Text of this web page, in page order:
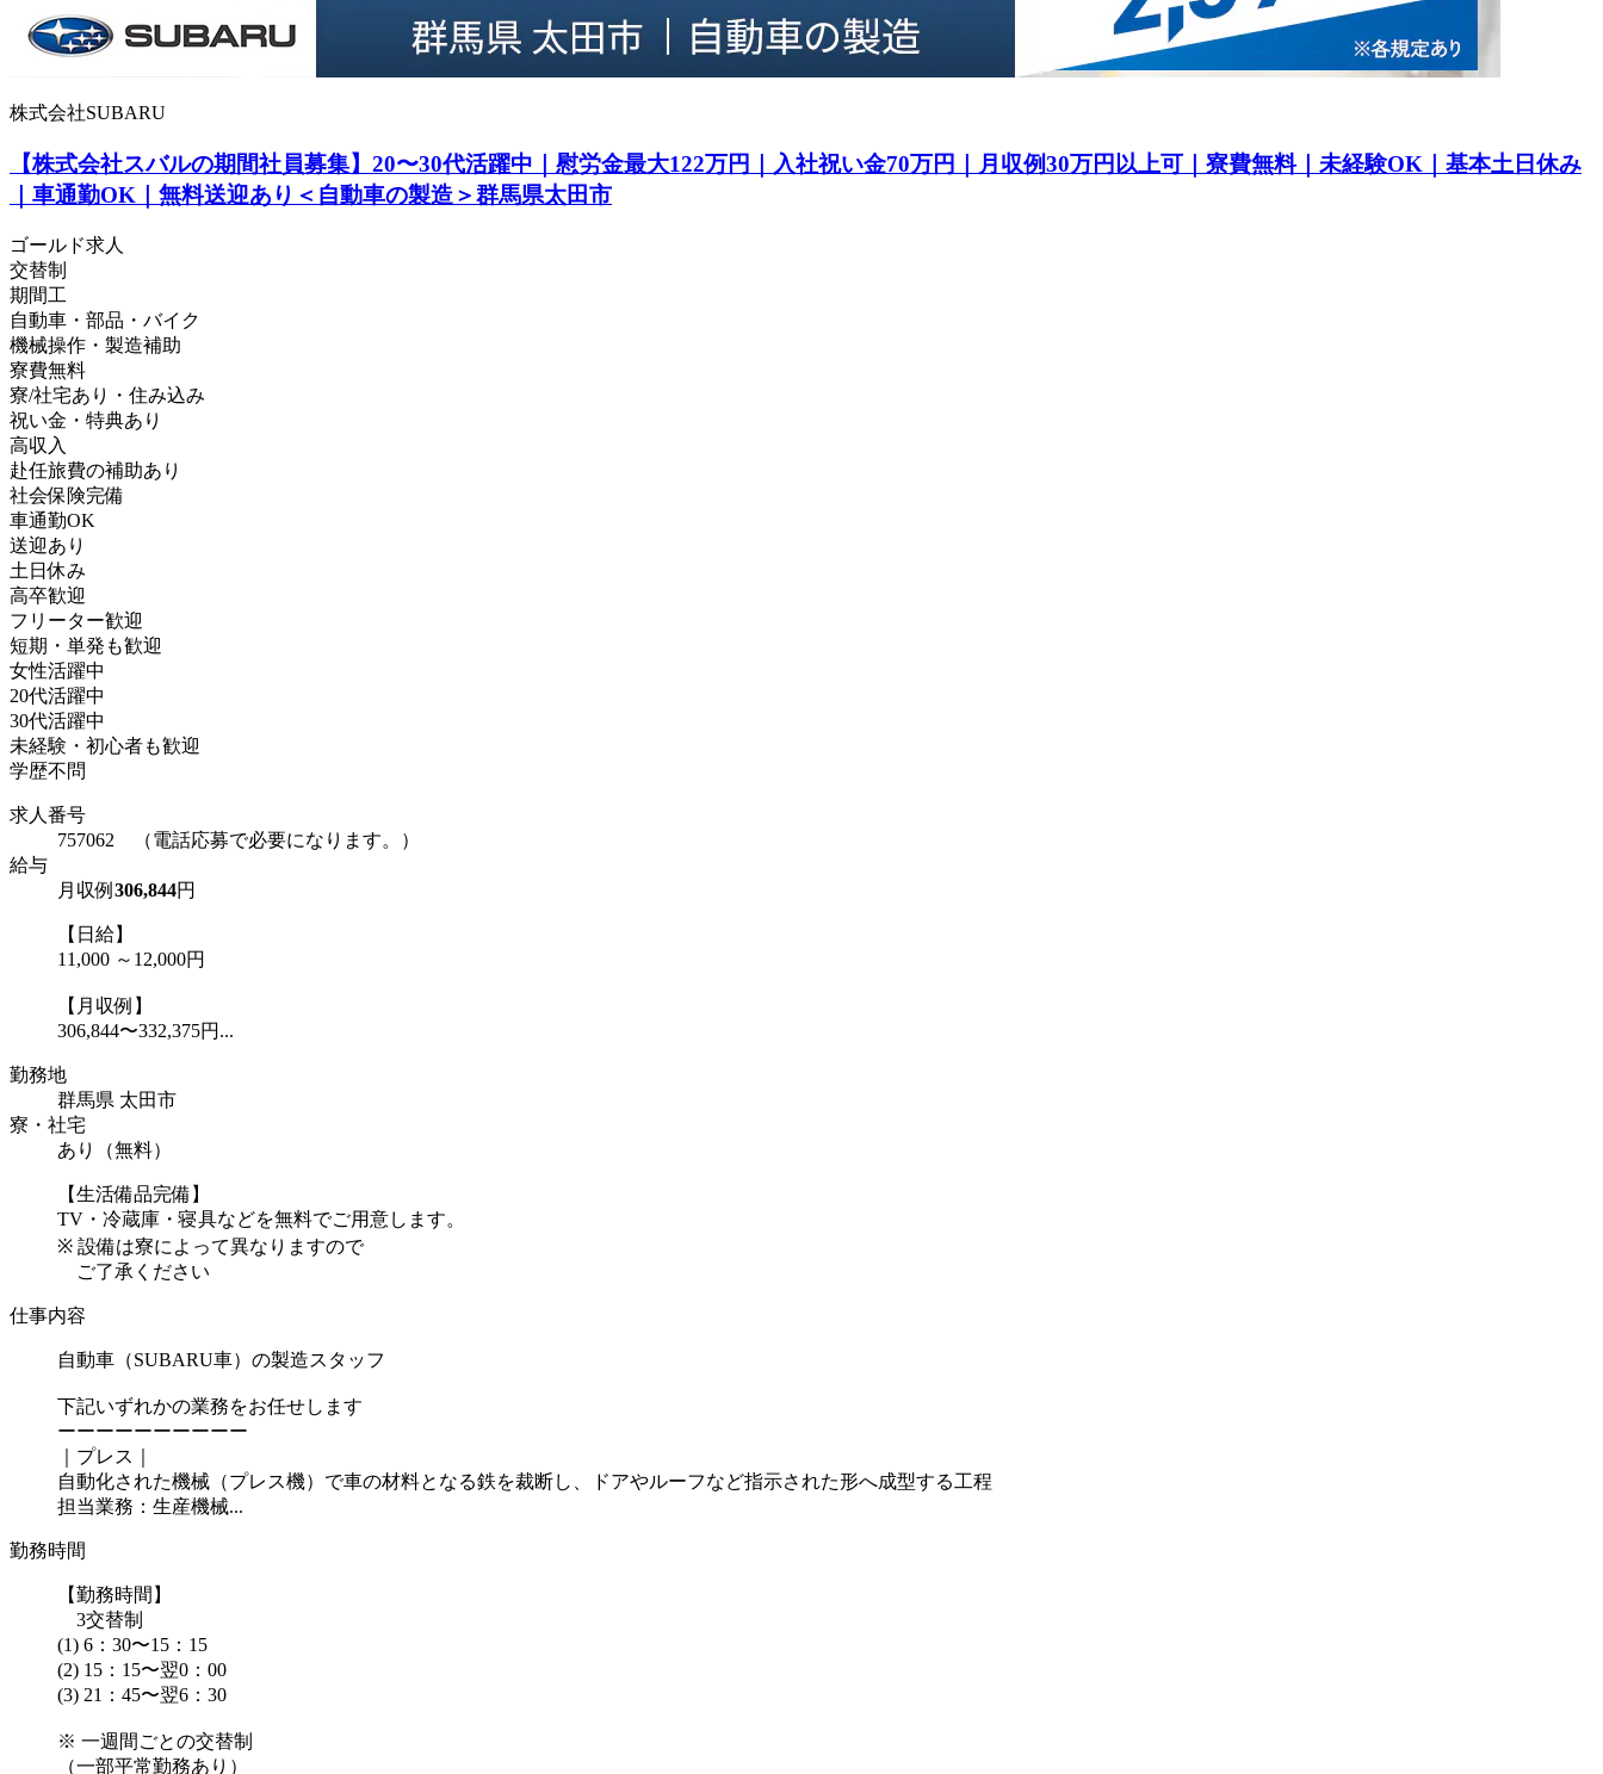
株式会社SUBARU
【株式会社スバルの期間社員募集】20〜30代活躍中｜慰労金最大122万円｜入社祝い金70万円｜月収例30万円以上可｜寮費無料｜未経験OK｜基本土日休み
｜車通勤OK｜無料送迎あり＜自動車の製造＞群馬県太田市
ゴールド求人
交替制
期間工
自動車・部品・バイク
機械操作・製造補助
寮費無料
寮/社宅あり・住み込み
祝い金・特典あり
高収入
赴任旅費の補助あり
社会保険完備
車通勤OK
送迎あり
土日休み
高卒歓迎
フリーター歓迎
短期・単発も歓迎
女性活躍中
20代活躍中
30代活躍中
未経験・初心者も歓迎
学歴不問
求人番号
757062 （電話応募で必要になります。）
給与
月収例 306,844円
【日給】
11,000 ～12,000円
【月収例】
306,844〜332,375円...
勤務地
群馬県 太田市
寮・社宅
あり（無料）
【生活備品完備】
TV・冷蔵庫・寝具などを無料でご用意します。
※ 設備は寮によって異なりますので
ご了承ください
仕事内容
自動車（SUBARU車）の製造スタッフ
下記いずれかの業務をお任せします
ーーーーーーーーーー
｜プレス｜
自動化された機械（プレス機）で車の材料となる鉄を裁断し、ドアやルーフなど指示された形へ成型する工程
担当業務：生産機械...
勤務時間
【勤務時間】
3交替制
(1) 6：30〜15：15
(2) 15：15〜翌0：00
(3) 21：45〜翌6：30
※ 一週間ごとの交替制
（一部平常勤務あり）